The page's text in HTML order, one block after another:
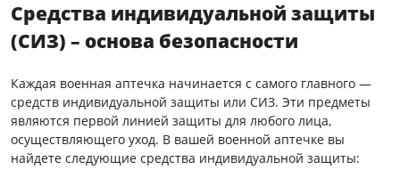
Средства индивидуальной защиты
(СИЗ) – основа безопасности
Каждая военная аптечка начинается с самого главного —
средств индивидуальной защиты или СИЗ. Эти предметы
являются первой линией защиты для любого лица,
осуществляющего уход. В вашей военной аптечке вы
найдете следующие средства индивидуальной защиты: